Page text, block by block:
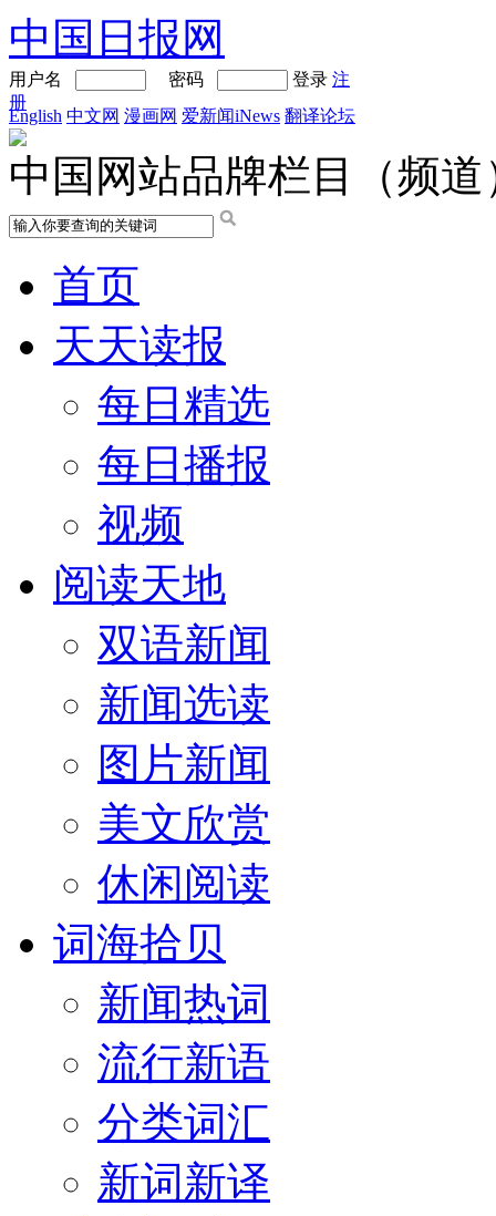
中国日报网
用户名 密码 登录 注
册
English 中文网 漫画网 爱新闻iNews 翻译论坛
中国网站品牌栏目（频道
首页
天天读报
每日精选
每日播报
视频
阅读天地
双语新闻
新闻选读
图片新闻
美文欣赏
休闲阅读
词海拾贝
新闻热词
流行新语
分类词汇
新词新译